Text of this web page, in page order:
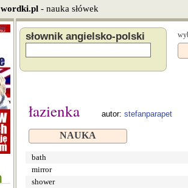
wordki.pl - nauka słówek
słownik angielsko-polski
łazienka autor: stefanparapet
NAUKA
bath
mirror
shower